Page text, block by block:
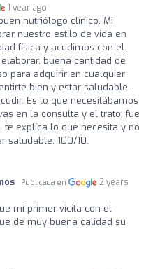
1 year ago
nutriólogo clínico. Mi
nuestro estilo de vida en
física y acudimos con el.
buena cantidad de
para adquirir en cualquier
bien y estar saludable..
Es lo que necesitábamos
en la consulta y el trato, fue
explíca lo que necesita y no
saludable, 100/10.
Publicada en
2 years
mi primer vicita con el
de muy buena calidad su